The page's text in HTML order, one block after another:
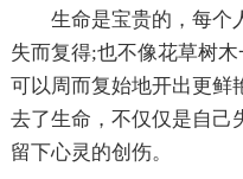
生命是宝贵的，每个
失而复得;也不像花草树
可以周而复始地开出更鲜
去了生命，不仅仅是自己
留下心灵的创伤。